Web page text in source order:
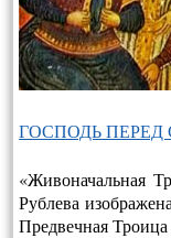
ГОСПОДЬ
«Живоначальная
Рублева
Предвечная